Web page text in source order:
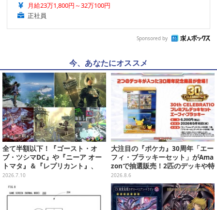
月給23万1,800円～32万100円
正社員
Sponsored by
今、あなたにオススメ
全て半額以下！『ゴースト・オ
ブ・ツシマDC』や『ニーア オー
トマタ』＆『レプリカント』、
『十三機兵防衛圏』などの名作で
夏を乗り切ろう【eショップ・PS
Storeのお薦めセール】
2026.7.10
大注目の『ポケカ』30周年「エー
フィ・ブラッキーセット」がAma
zonで抽選販売！2匹のデッキや特
別カードを収録
2026.8.6